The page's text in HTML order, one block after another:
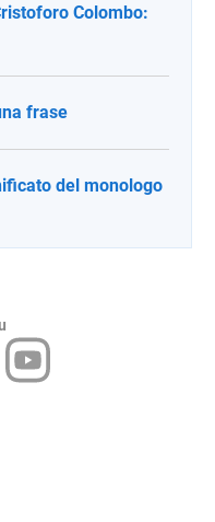
Colombo:
frase
del monologo